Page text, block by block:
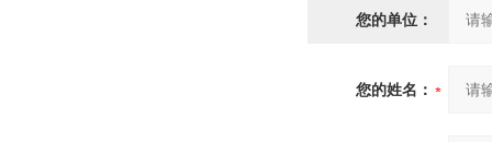
您的单位：
您的姓名：